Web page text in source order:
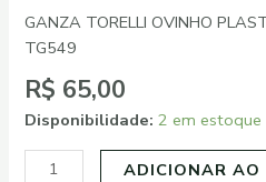
GANZA TORELLI OVINHO
TG549
R$ 65,00
Disponibilidade: 2 em estoque
ADICIONAR AO